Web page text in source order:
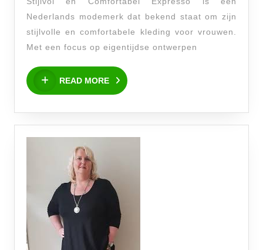
Stijlvol
en
Nederlands modemerk dat bekend staat om zijn
stijlvolle en comfortabele kleding voor vrouwen.
Met een focus op eigentijdse ontwerpen
READ MORE
READ
MORE